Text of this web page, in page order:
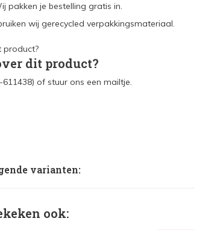
pakken je bestelling gratis in.
wij gerecycled verpakkingsmateriaal.
dit product?
of stuur ons een mailtje.
varianten:
ook: